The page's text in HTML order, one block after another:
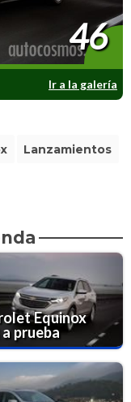
Ir a la galería
46
Lanzamientos
Equinox
prueba